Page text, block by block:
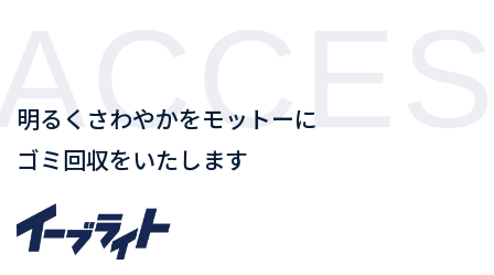
明るくさわやかをモットーに
ゴミ回収をいたします